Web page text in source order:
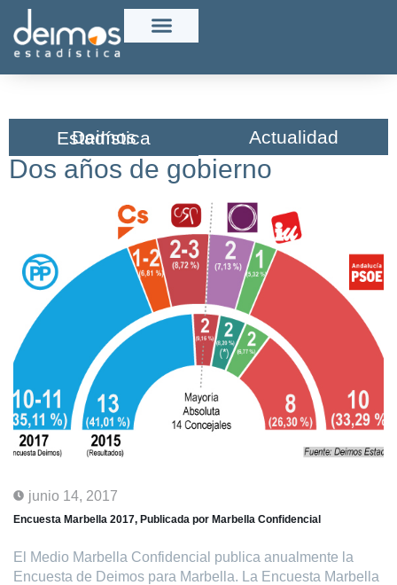
Deimos Estadística​ Actualidad
Dos años de gobierno
junio 14, 2017
Encuesta Marbella 2017, Publicada por Marbella Confidencial
El Medio Marbella Confidencial publica anualmente la
Encuesta de Deimos para Marbella. La Encuesta Marbella